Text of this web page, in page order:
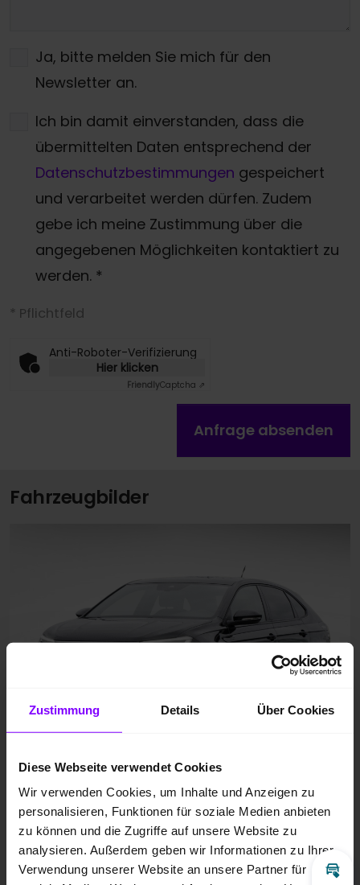
Zustimmung Details Über Cookies
Diese Webseite verwendet Cookies
Wir verwenden Cookies, um Inhalte und Anzeigen zu
personalisieren, Funktionen für soziale Medien anbieten
zu können und die Zugriffe auf unsere Website zu
analysieren. Außerdem geben wir Informationen zu Ihrer
Verwendung unserer Website an unsere Partner für
Ja, bitte melden Sie mich für den
Newsletter an.
Ich bin damit einverstanden, dass die
übermittelten Daten entsprechend der
Datenschutzbestimmungen gespeichert
und verarbeitet werden dürfen. Zudem
gebe ich meine Zustimmung über die
angegebenen Möglichkeiten kontaktiert zu
werden. *
* Pflichtfeld
Anti-Roboter-Verifizierung
Hier klicken
FriendlyCaptcha ⇗
Anfrage absenden
Fahrzeugbilder